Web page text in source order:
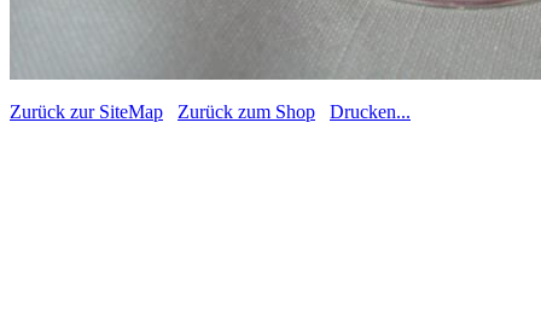
Zurück zur SiteMap Zurück zum Shop Drucken...